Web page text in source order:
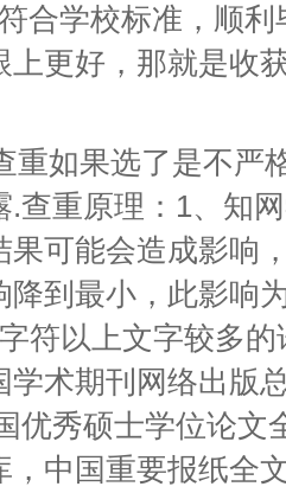
合学校标准，顺
上更好，那就是收
重如果选了是不严
.查重原理：1、知
果可能会造成影响
降到最小，此影响
符以上文字较多
学术期刊网络出版
优秀硕士学位论文
，中国重要报纸全